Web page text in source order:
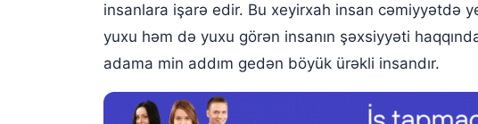
Yuxuda qızıl yonca sep (boyunbağı) görmək
Yuxuda qızıl sep (boyunbağı) zənciri görmək
Yuxuda qızıl kulon tapmaq
insanlara işarə edir. Bu xeyirxah insan cəmiyyətdə
yuxu həm də yuxu görən insanın şəxsiyyəti
adama min addım gedən böyük ürəkli insandır.